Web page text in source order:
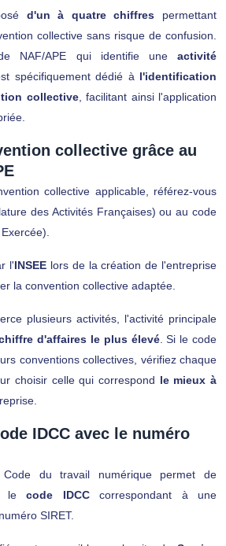
d'un à quatre chiffres permettant
collective sans risque de confusion.
NAF/APE qui identifie une activité
spécifiquement dédié à l'identification
collective, facilitant ainsi l'application
collective grâce au
collective applicable, référez-vous
des Activités Françaises) ou au code
l'INSEE lors de la création de l'entreprise
la convention collective adaptée.
plusieurs activités, l'activité principale
d'affaires le plus élevé. Si le code
conventions collectives, vérifiez chaque
choisir celle qui correspond le mieux à
IDCC avec le numéro
du travail numérique permet de
lecode IDCCcorrespondant à une
SIRET.